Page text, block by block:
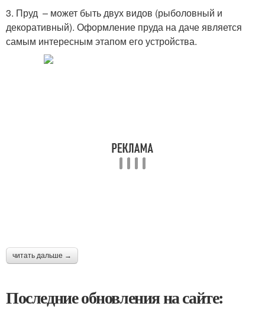
3. Пруд – может быть двух видов (рыболовный и
декоративный). Оформление пруда на даче является
самым интересным этапом его устройства.
читать дальше →
Последние обновления на сайте: